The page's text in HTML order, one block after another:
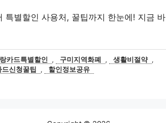
별할인 사용처, 꿀팁까지 한눈에! 지금 바
카드특별할인 , 구미지역화폐 , 생활비절약 ,
드신청꿀팁 , 할인정보공유